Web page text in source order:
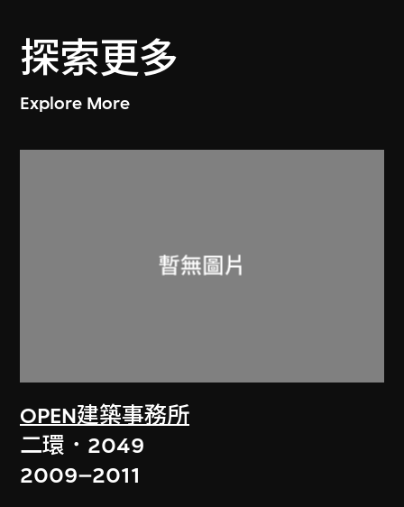
探索更多
Explore More
OPEN建築事務所
二環．2049
2009–2011